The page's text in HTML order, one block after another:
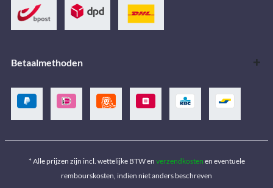
Betaalmethoden
* Alle prijzen zijn incl. wettelijke BTW en verzendkosten en eventuele
rembourskosten, indien niet anders beschreven